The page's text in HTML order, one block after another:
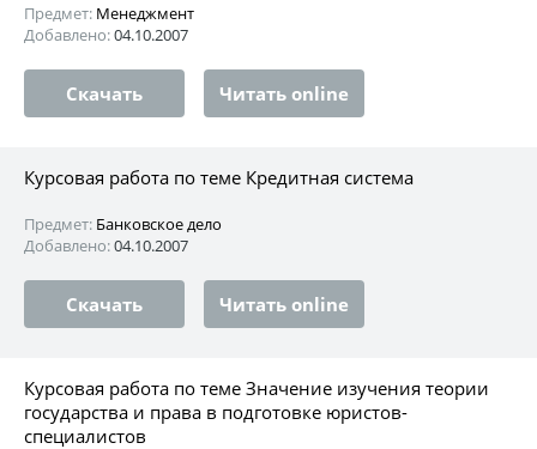
Предмет: Менеджмент
Добавлено:04.10.2007
Скачать Читать online
Курсовая работа по теме Кредитная система
Предмет: Банковское дело
Добавлено:04.10.2007
Скачать Читать online
Курсовая работа по теме Значение изучения теории
государства и права в подготовке юристов-
специалистов